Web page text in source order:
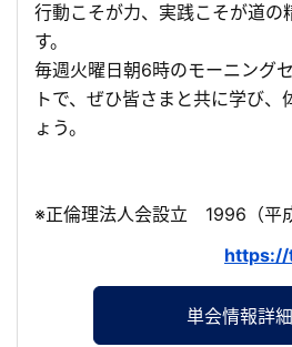
行動こそが力、実践こそが道の
す。
毎週火曜日朝6時のモーニング
トで、ぜひ皆さまと共に学び、
ょう。
※正倫理法人会設立 1996（平
単会情報詳